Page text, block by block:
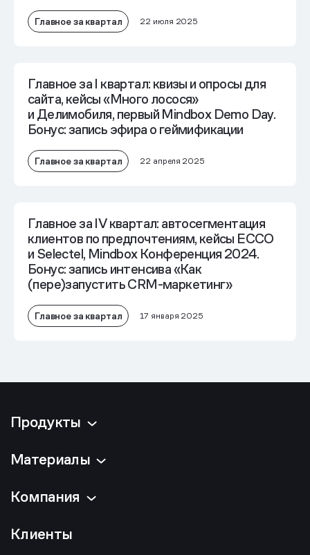
Главное за квартал 22 июля 2025
Главное за I квартал: квизы и опросы для
сайта, кейсы «Много лосося»
и Делимобиля, первый Mindbox Demo Day.
Бонус: запись эфира о геймификации
Главное за квартал 22 апреля 2025
Главное за IV квартал: автосегментация
клиентов по предпочтениям, кейсы ECCO
и Selectel, Mindbox Конференция 2024.
Бонус: запись интенсива «Как
(пере)запустить CRM-маркетинг»
Главное за квартал 17 января 2025
Продукты
Материалы
Компания
Клиенты